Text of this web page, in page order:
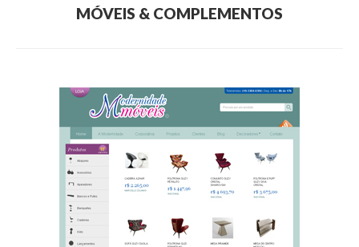
MÓVEIS & COMPLEMENTOS